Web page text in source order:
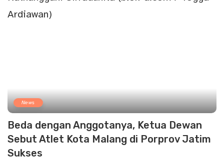
News
Beda dengan Anggotanya, Ketua Dewan
Sebut Atlet Kota Malang di Porprov Jatim
Sukses